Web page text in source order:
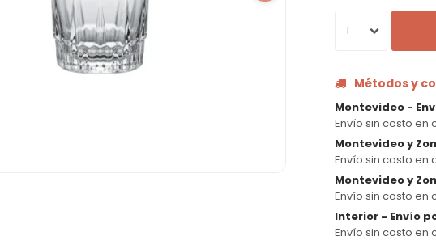
1
Métodos y
Montevideo -
Envío sin costo en
Montevideo y
Envío sin costo en
Montevideo y
Envío sin costo en
Interior - Envío
Envío sin costo en